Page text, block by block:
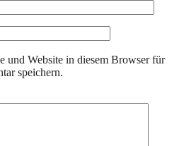
und Website in diesem Browser für
speichern.